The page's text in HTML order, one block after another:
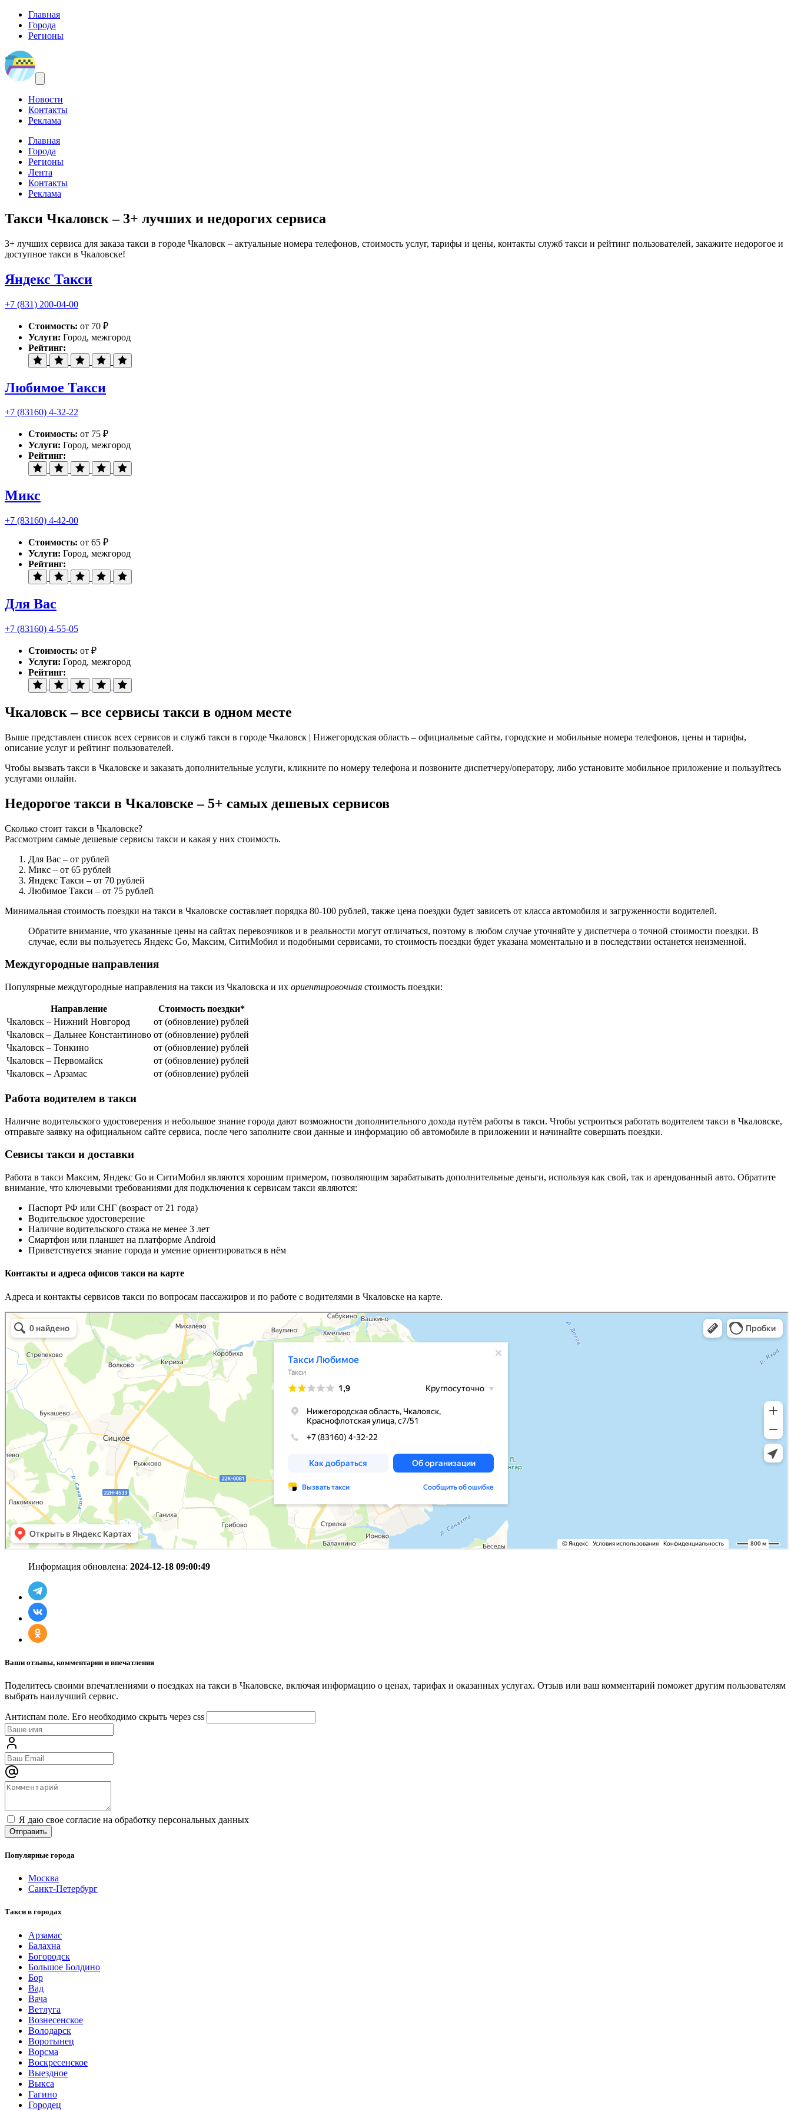
Главная
Города
Регионы
Новости
Контакты
Реклама
Главная
Города
Регионы
Лента
Контакты
Реклама
Такси Чкаловск – 3+ лучших и недорогих сервиса
3+ лучших сервиса для заказа такси в городе Чкаловск – актуальные номера телефонов, стоимость услуг, тарифы и цены, контакты служб такси и рейтинг пользователей, закажите недорогое и
доступное такси в Чкаловске!
Яндекс Такси
+7 (831) 200-04-00
Стоимость: от 70 ₽
Услуги: Город, межгород
Рейтинг:
Любимое Такси
+7 (83160) 4-32-22
Стоимость: от 75 ₽
Услуги: Город, межгород
Рейтинг:
Микс
+7 (83160) 4-42-00
Стоимость: от 65 ₽
Услуги: Город, межгород
Рейтинг:
Для Вас
+7 (83160) 4-55-05
Стоимость: от ₽
Услуги: Город, межгород
Рейтинг:
Чкаловск – все сервисы такси в одном месте
Выше представлен список всех сервисов и служб такси в городе Чкаловск | Нижегородская область – официальные сайты, городские и мобильные номера телефонов, цены и тарифы,
описание услуг и рейтинг пользователей.
Чтобы вызвать такси в Чкаловске и заказать дополнительные услуги, кликните по номеру телефона и позвоните диспетчеру/оператору, либо установите мобильное приложение и пользуйтесь
услугами онлайн.
Недорогое такси в Чкаловске – 5+ самых дешевых сервисов
Сколько стоит такси в Чкаловске?
Рассмотрим самые дешевые сервисы такси и какая у них стоимость.
Для Вас – от рублей
Микс – от 65 рублей
Яндекс Такси – от 70 рублей
Любимое Такси – от 75 рублей
Минимальная стоимость поездки на такси в Чкаловске составляет порядка 80-100 рублей, также цена поездки будет зависеть от класса автомобиля и загруженности водителей.
Обратите внимание, что указанные цены на сайтах перевозчиков и в реальности могут отличаться, поэтому в любом случае уточняйте у диспетчера о точной стоимости поездки. В
случае, если вы пользуетесь Яндекс Go, Максим, СитиМобил и подобными сервисами, то стоимость поездки будет указана моментально и в последствии останется неизменной.
Междугородные направления
Популярные междугородные направления на такси из Чкаловска и их ориентировочная стоимость поездки:
Направление
Стоимость поездки*
Чкаловск – Нижний Новгород
от (обновление) рублей
Чкаловск – Дальнее Константиново от (обновление) рублей
Чкаловск – Тонкино
от (обновление) рублей
Чкаловск – Первомайск
от (обновление) рублей
Чкаловск – Арзамас
от (обновление) рублей
Работа водителем в такси
Наличие водительского удостоверения и небольшое знание города дают возможности дополнительного дохода путём работы в такси. Чтобы устроиться работать водителем такси в Чкаловске,
отправьте заявку на официальном сайте сервиса, после чего заполните свои данные и информацию об автомобиле в приложении и начинайте совершать поездки.
Севисы такси и доставки
Работа в такси Максим, Яндекс Go и СитиМобил являются хорошим примером, позволяющим зарабатывать дополнительные деньги, используя как свой, так и арендованный авто. Обратите
внимание, что ключевыми требованиями для подключения к сервисам такси являются:
Паспорт РФ или СНГ (возраст от 21 года)
Водительское удостоверение
Наличие водительского стажа не менее 3 лет
Смартфон или планшет на платформе Android
Приветствуется знание города и умение ориентироваться в нём
Контакты и адреса офисов такси на карте
Адреса и контакты сервисов такси по вопросам пассажиров и по работе с водителями в Чкаловске на карте.
Информация обновлена: 2024-12-18 09:00:49
Ваши отзывы, комментарии и впечатления
Поделитесь своими впечатлениями о поездках на такси в Чкаловске, включая информацию о ценах, тарифах и оказанных услугах. Отзыв или ваш комментарий поможет другим пользователям
выбрать наилучший сервис.
Антиспам поле. Его необходимо скрыть через css
Я даю свое согласие на обработку персональных данных
Популярные города
Москва
Санкт-Петербург
Такси в городах
Арзамас
Балахна
Богородск
Большое Болдино
Бор
Вад
Вача
Ветлуга
Вознесенское
Володарск
Воротынец
Ворсма
Воскресенское
Выездное
Выкса
Гагино
Городец